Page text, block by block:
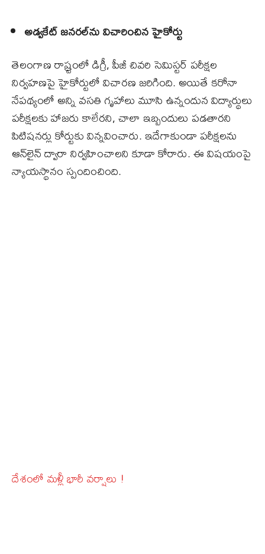
అడ్వకేట్‌ జనరల్‌ను విచారించిన హైకోర్టు
తెలంగాణ రాష్ర్టంలో డిగ్రీ, పీజీ చివరి సెమిస్టర్‌ పరీక్షల
నిర్వహణపై హైకోర్టులో విచారణ జరిగింది. అయితే కరోనా
నేపథ్యంలో అన్ని వసతి గృహాలు మూసి ఉన్నందున విద్యార్థులు
పరీక్షలకు హాజరు కాలేరని, చాలా ఇబ్బందులు పడతారని
పిటిషనర్లు కోర్టుకు విన్నవించారు. ఇదేగాకుండా పరీక్షలను
ఆన్‌లైన్‌ ద్వారా నిర్వహించాలని కూడా కోరారు. ఈ విషయంపై
న్యాయస్థానం స్పందించింది.
దేశంలో మళ్లీ భారీ వర్షాలు !